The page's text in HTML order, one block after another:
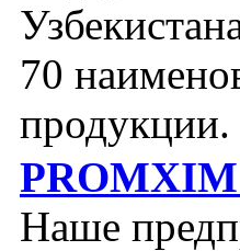
70
продукции.
Наше